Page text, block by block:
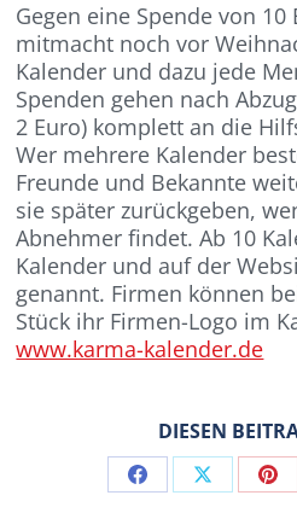
Gegen eine Spende von
mitmacht noch vor
Kalender und dazu jede
Spenden gehen nach
2 Euro) komplett an die
Wer mehrere Kalender
Freunde und Bekannte
sie später zurückgeben,
Abnehmer findet. Ab 10
Kalender und auf der
genannt. Firmen können
Stück ihr Firmen-Logo im
www.karma-kalender.de
DIESEN
Share Share